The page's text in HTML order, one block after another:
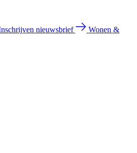
nieuwsbrief
Wonen &